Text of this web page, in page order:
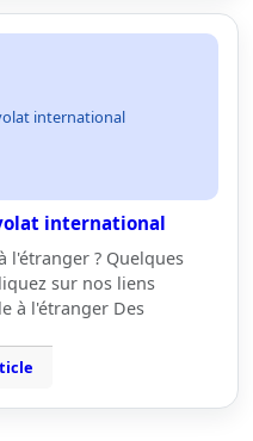
international
international
l'étranger ? Quelques
sur nos liens
à l'étranger Des